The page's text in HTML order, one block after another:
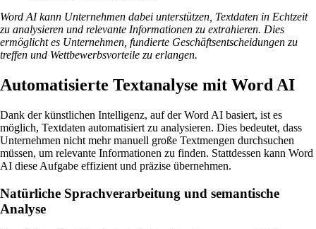
Word AI kann Unternehmen dabei unterstützen, Textdaten in Echtzeit
zu analysieren und relevante Informationen zu extrahieren. Dies
ermöglicht es Unternehmen, fundierte Geschäftsentscheidungen zu
treffen und Wettbewerbsvorteile zu erlangen.
Automatisierte Textanalyse mit Word AI
Dank der künstlichen Intelligenz, auf der Word AI basiert, ist es
möglich, Textdaten automatisiert zu analysieren. Dies bedeutet, dass
Unternehmen nicht mehr manuell große Textmengen durchsuchen
müssen, um relevante Informationen zu finden. Stattdessen kann Word
AI diese Aufgabe effizient und präzise übernehmen.
Natürliche Sprachverarbeitung und semantische
Analyse